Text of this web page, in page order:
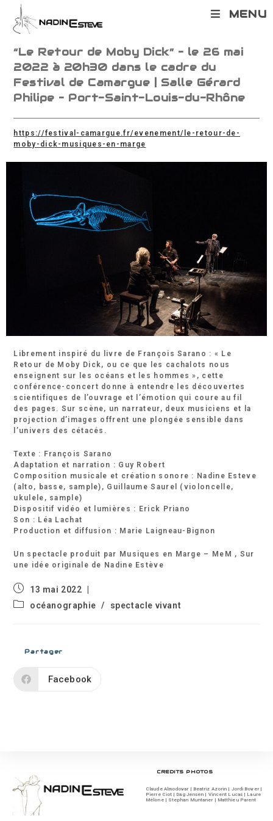
content
MENU
“Le Retour de Moby Dick” – le 26 mai
2022 à 20h30 dans le cadre du
Festival de Camargue | Salle Gérard
Philipe – Port-Saint-Louis-du-Rhône
https://festival-camargue.fr/evenement/le-retour-de-
moby-dick-musiques-en-marge
Librement inspiré du livre de François Sarano : « Le
Retour de Moby Dick, ou ce que les cachalots nous
enseignent sur les océans et les hommes », cette
conférence-concert donne à entendre les découvertes
scientifiques de l’ouvrage et l’émotion qui coure au fil
des pages. Sur scène, un narrateur, deux musiciens et la
projection d’images offrent une plongée sensible dans
l’univers des cétacés.
Texte : François Sarano
Adaptation et narration : Guy Robert
Composition musicale et création sonore : Nadine Esteve
(alto, basse, sample), Guillaume Saurel (violoncelle,
ukulele, sample)
Dispositif vidéo et lumières : Erick Priano
Son : Léa Lachat
Production et diffusion : Marie Laigneau-Bignon
Un spectacle produit par Musiques en Marge – MeM , Sur
une idée originale de Nadine Estève
Publication
publiée :
13 mai 2022
Postocéanographie / spectacle vivant
Partager
Facebook
CREDITS PHOTOS
Claude Almodovar | Beatriz Azorin | Jordi Bover |
Pierre Ciot | Dag Jensen | Vincent Lucas | Laure
Mélone | Stephan Muntaner | Matthieu Parent